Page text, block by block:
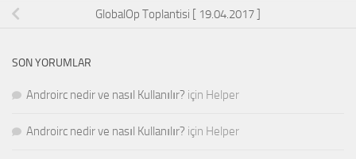
GlobalOp Toplantisi [ 19.04.2017 ]
SON YORUMLAR
Androirc nedir ve nasıl Kullanılır? için Helper
Androirc nedir ve nasıl Kullanılır? için Helper